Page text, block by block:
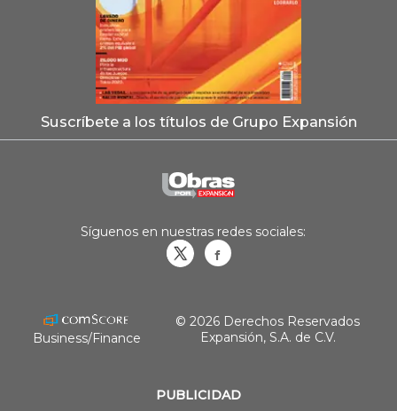
Suscríbete a los títulos de Grupo Expansión
PUBLICIDAD
Síguenos en nuestras redes sociales:
Business/Finance
© 2026 Derechos Reservados
Expansión, S.A. de C.V.